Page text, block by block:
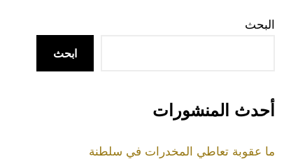
البحث
ابحث
أحدث المنشورات
ما عقوبة تعاطي المخدرات في سلطنة